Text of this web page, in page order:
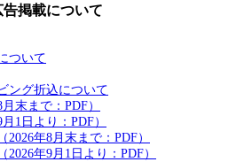
掲載について
ついて
ング折込について
末まで：PDF）
1日より：PDF）
年8月末まで：PDF）
年9月1日より：PDF）